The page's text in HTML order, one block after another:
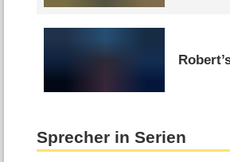
Sprecher in Serien